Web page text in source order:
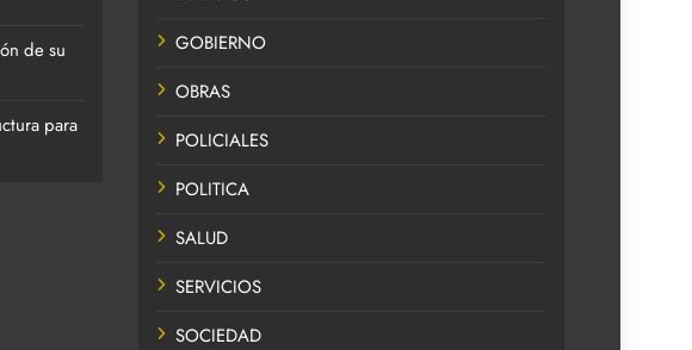
de su
para
GOBIERNO
OBRAS
POLICIALES
POLITICA
SALUD
SERVICIOS
SOCIEDAD